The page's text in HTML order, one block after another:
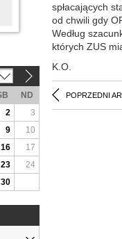
spłacających
od chwili gdy
Według
których ZUS
K.O.
POPRZEDNI
ND
2
3
9
10
16
17
23
24
30